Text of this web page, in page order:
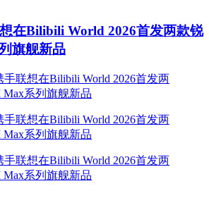
在Bilibili World 2026首发两款锐
旗舰新品